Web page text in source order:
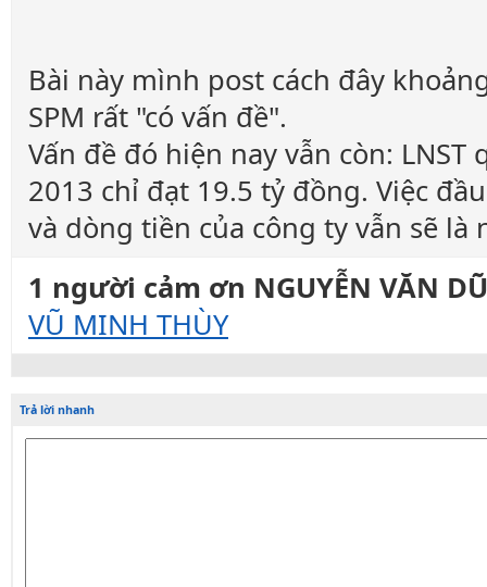
Bài này mình post cách đây
SPM rất "có vấn đề".
Vấn đề đó hiện nay vẫn còn:
2013 chỉ đạt 19.5 tỷ đồng. Việc
và dòng tiền của công ty vẫn sẽ
1 người cảm ơn NGUYỄN VĂN
VŨ MINH THÙY
Trả lời nhanh